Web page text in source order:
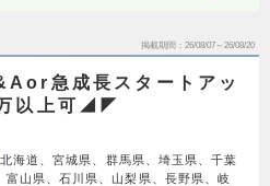
掲載期間 26/08/07～26/08/20
急成長スタートアッ
以上可◢◤
北海道、宮城県、群馬県、埼玉県、千葉
山県、石川県、山梨県、長野県、岐